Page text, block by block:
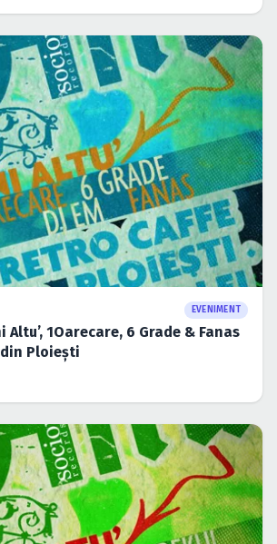
EVENIMENT
Altu’, 1Oarecare, 6 Grade & Fanas
Ploieşti